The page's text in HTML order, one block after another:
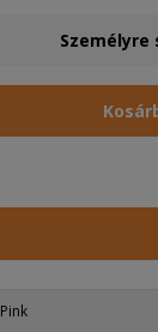
Személyre
Pink